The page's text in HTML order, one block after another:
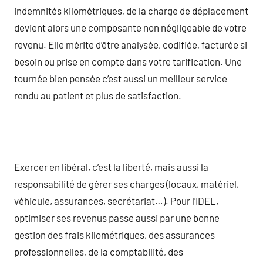
indemnités kilométriques, de la charge de déplacement
devient alors une composante non négligeable de votre
revenu. Elle mérite d’être analysée, codifiée, facturée si
besoin ou prise en compte dans votre tarification. Une
tournée bien pensée c’est aussi un meilleur service
rendu au patient et plus de satisfaction.
Exercer en libéral, c’est la liberté, mais aussi la
responsabilité de gérer ses charges (locaux, matériel,
véhicule, assurances, secrétariat…). Pour l’IDEL,
optimiser ses revenus passe aussi par une bonne
gestion des frais kilométriques, des assurances
professionnelles, de la comptabilité, des